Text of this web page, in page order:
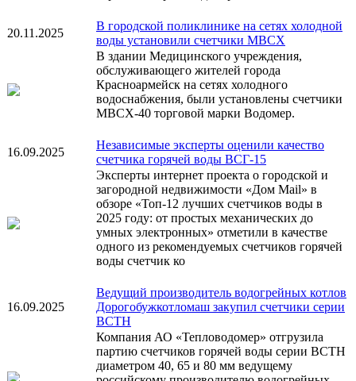
20.11.2025
В городской поликлинике на сетях холодной
воды установили счетчики МВСХ
В здании Медицинского учреждения,
обслуживающего жителей города
Красноармейск на сетях холодного
водоснабжения, были установлены счетчики
МВСХ-40 торговой марки Водомер.
16.09.2025
Независимые эксперты оценили качество
счетчика горячей воды ВСГ-15
Эксперты интернет проекта о городской и
загородной недвижимости «Дом Mail» в
обзоре «Топ-12 лучших счетчиков воды в
2025 году: от простых механических до
умных электронных» отметили в качестве
одного из рекомендуемых счетчиков горячей
воды счетчик ко
16.09.2025
Ведущий производитель водогрейных котлов
Дорогобужкотломаш закупил счетчики серии
ВСТН
Компания АО «Тепловодомер» отгрузила
партию счетчиков горячей воды серии ВСТН
диаметром 40, 65 и 80 мм ведущему